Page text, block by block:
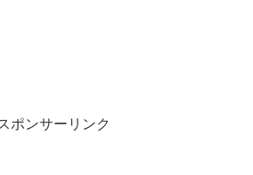
ポンサーリンク